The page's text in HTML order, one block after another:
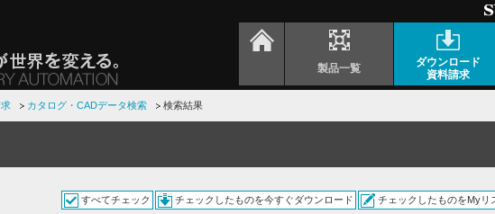
製品一覧
ダウンロード
資料請求
カタログ・CADデータ検索 検索結果
すべてチェック チェックしたものを今すぐダウンロード チェックしたものをMyリ